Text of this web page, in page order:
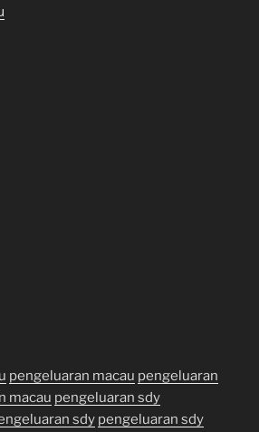
pengeluaran macau pengeluaran
macau pengeluaran sdy
sdy pengeluaran sdy